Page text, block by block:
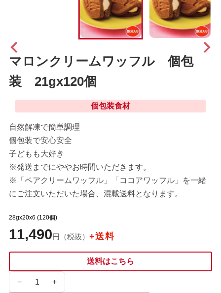
マロンクリームワッフル 個包
装 21gx120個
個包装食材
自然解凍で簡単調理
個包装で安心安全
子どもも大好き
※発送までにややお時間いただきます。
※「ペアクリームワッフル」「ココアワッフル」を一緒
にご注文いただいた場合、混載送料となります。
28gx20x6 (120個)
11,490円（税抜） +送料
送料はこちら
− +